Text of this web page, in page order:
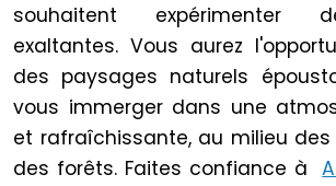
souhaitent expérimenter
exaltantes. Vous aurez
des paysages naturels
vous immerger dans une
et rafraîchissante, au milieu
des forêts. Faites confiance à